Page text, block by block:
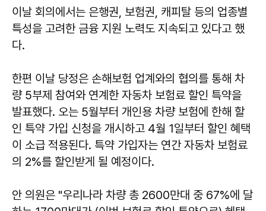
이날 회의에서는 은행권, 보험권, 캐피탈 등의 업종별
특성을 고려한 금융 지원 노력도 지속되고 있다고 했
다.
한편 이날 당정은 손해보험 업계와의 협의를 통해 차
량 5부제 참여와 연계한 자동차 보험료 할인 특약을
발표했다. 오는 5월부터 개인용 차량 보험에 한해 할
인 특약 가입 신청을 개시하고 4월 1일부터 할인 혜택
이 소급 적용된다. 특약 가입자는 연간 자동차 보험료
의 2%를 할인받게 될 예정이다.
안 의원은 "우리나라 차량 총 2600만대 중 67%에 달